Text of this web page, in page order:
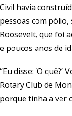
Civil havia
pessoas com
Roosevelt, que foi
e poucos anos de
“Eu disse: ‘O quê?’
Rotary Club de
porque tinha a ver